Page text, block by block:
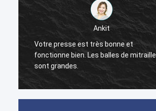
Ankit
Votre presse est très bonne et
fonctionne bien. Les balles de mitraille
sont grandes.